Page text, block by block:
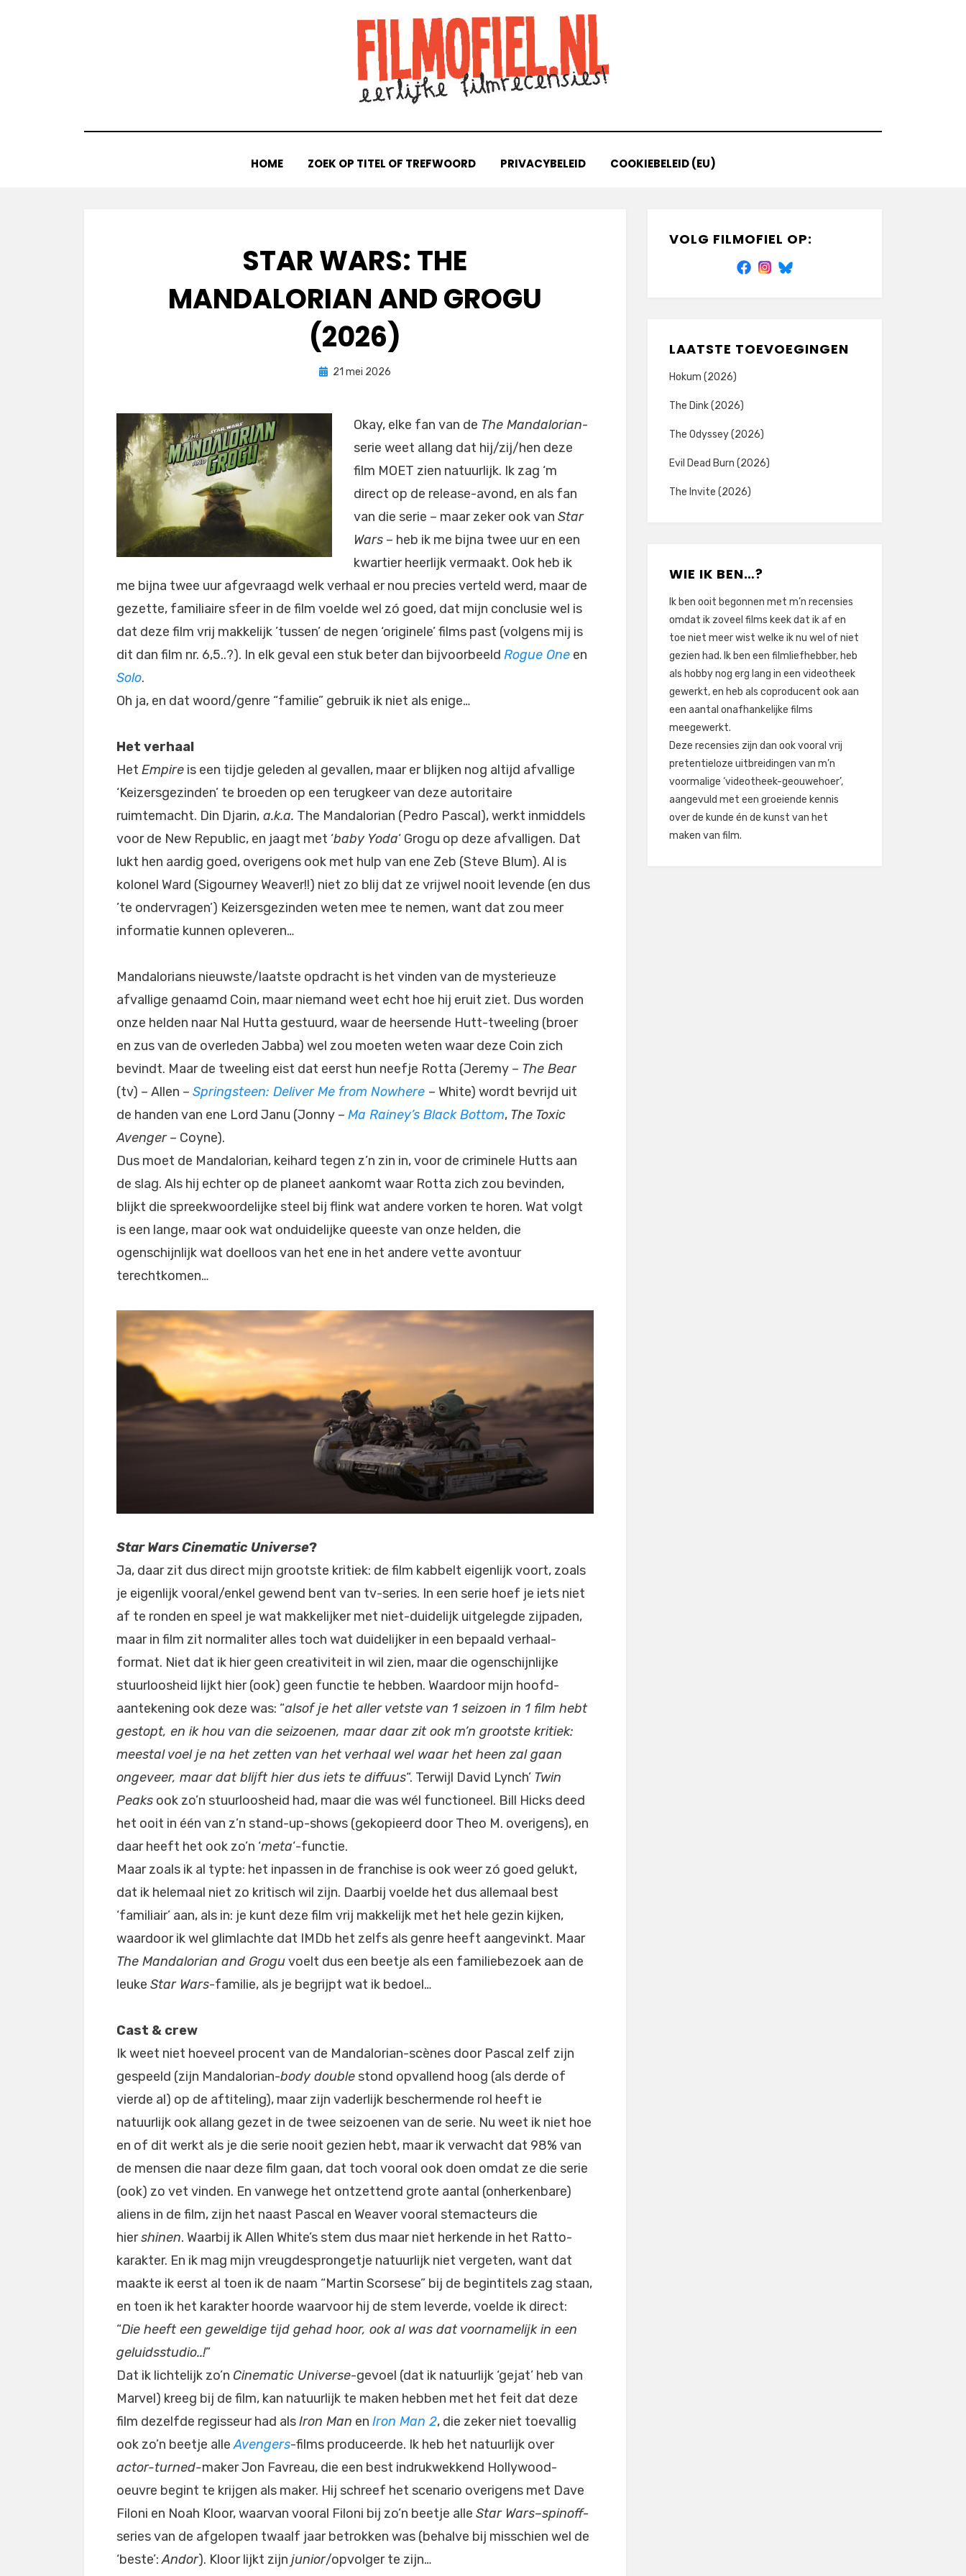
HOME ZOEK OP TITEL OF TREFWOORD PRIVACYBELEID COOKIEBELEID (EU)
STAR WARS: THE
MANDALORIAN AND GROGU
(2026)
doorFilmofiel.nl
Geplaatst
21 mei 2026
Okay, elke fan van de The Mandalorian-
serie weet allang dat hij/zij/hen deze
film MOET zien natuurlijk. Ik zag ‘m
direct op de release-avond, en als fan
van die serie – maar zeker ook van Star
Wars – heb ik me bijna twee uur en een
kwartier heerlijk vermaakt. Ook heb ik
me bijna twee uur afgevraagd welk verhaal er nou precies verteld werd, maar de
gezette, familiaire sfeer in de film voelde wel zó goed, dat mijn conclusie wel is
dat deze film vrij makkelijk ’tussen’ de negen ‘originele’ films past (volgens mij is
dit dan film nr. 6,5..?). In elk geval een stuk beter dan bijvoorbeeld Rogue One en
Solo.
Oh ja, en dat woord/genre “familie” gebruik ik niet als enige…
Het verhaal
Het Empire is een tijdje geleden al gevallen, maar er blijken nog altijd afvallige
‘Keizersgezinden’ te broeden op een terugkeer van deze autoritaire
ruimtemacht. Din Djarin, a.k.a. The Mandalorian (Pedro Pascal), werkt inmiddels
voor de New Republic, en jaagt met ‘baby Yoda‘ Grogu op deze afvalligen. Dat
lukt hen aardig goed, overigens ook met hulp van ene Zeb (Steve Blum). Al is
kolonel Ward (Sigourney Weaver!!) niet zo blij dat ze vrijwel nooit levende (en dus
’te ondervragen’) Keizersgezinden weten mee te nemen, want dat zou meer
informatie kunnen opleveren…
Mandalorians nieuwste/laatste opdracht is het vinden van de mysterieuze
afvallige genaamd Coin, maar niemand weet echt hoe hij eruit ziet. Dus worden
onze helden naar Nal Hutta gestuurd, waar de heersende Hutt-tweeling (broer
en zus van de overleden Jabba) wel zou moeten weten waar deze Coin zich
bevindt. Maar de tweeling eist dat eerst hun neefje Rotta (Jeremy – The Bear
(tv) – Allen – Springsteen: Deliver Me from Nowhere – White) wordt bevrijd uit
de handen van ene Lord Janu (Jonny – Ma Rainey’s Black Bottom, The Toxic
Avenger– Coyne).
Dus moet de Mandalorian, keihard tegen z’n zin in, voor de criminele Hutts aan
de slag. Als hij echter op de planeet aankomt waar Rotta zich zou bevinden,
blijkt die spreekwoordelijke steel bij flink wat andere vorken te horen. Wat volgt
is een lange, maar ook wat onduidelijke queeste van onze helden, die
ogenschijnlijk wat doelloos van het ene in het andere vette avontuur
terechtkomen…
Star Wars Cinematic Universe?
Ja, daar zit dus direct mijn grootste kritiek: de film kabbelt eigenlijk voort, zoals
je eigenlijk vooral/enkel gewend bent van tv-series. In een serie hoef je iets niet
af te ronden en speel je wat makkelijker met niet-duidelijk uitgelegde zijpaden,
maar in film zit normaliter alles toch wat duidelijker in een bepaald verhaal-
format. Niet dat ik hier geen creativiteit in wil zien, maar die ogenschijnlijke
stuurloosheid lijkt hier (ook) geen functie te hebben. Waardoor mijn hoofd-
aantekening ook deze was: “alsof je het aller vetste van 1 seizoen in 1 film hebt
gestopt, en ik hou van die seizoenen, maar daar zit ook m’n grootste kritiek:
meestal voel je na het zetten van het verhaal wel waar het heen zal gaan
ongeveer, maar dat blijft hier dus iets te diffuus“. Terwijl David Lynch’ Twin
Peaks ook zo’n stuurloosheid had, maar die was wél functioneel. Bill Hicks deed
het ooit in één van z’n stand-up-shows (gekopieerd door Theo M. overigens), en
daar heeft het ook zo’n ‘meta‘-functie.
Maar zoals ik al typte: het inpassen in de franchise is ook weer zó goed gelukt,
dat ik helemaal niet zo kritisch wil zijn. Daarbij voelde het dus allemaal best
‘familiair’ aan, als in: je kunt deze film vrij makkelijk met het hele gezin kijken,
waardoor ik wel glimlachte dat IMDb het zelfs als genre heeft aangevinkt. Maar
The Mandalorian and Groguvoelt dus een beetje als een familiebezoek aan de
leuke Star Wars-familie, als je begrijpt wat ik bedoel…
Cast & crew
Ik weet niet hoeveel procent van de Mandalorian-scènes door Pascal zelf zijn
gespeeld (zijn Mandalorian-body double stond opvallend hoog (als derde of
vierde al) op de aftiteling), maar zijn vaderlijk beschermende rol heeft ie
natuurlijk ook allang gezet in de twee seizoenen van de serie. Nu weet ik niet hoe
en of dit werkt als je die serie nooit gezien hebt, maar ik verwacht dat 98% van
de mensen die naar deze film gaan, dat toch vooral ook doen omdat ze die serie
(ook) zo vet vinden. En vanwege het ontzettend grote aantal (onherkenbare)
aliens in de film, zijn het naast Pascal en Weaver vooral stemacteurs die
hiershinen. Waarbij ik Allen White’s stem dus maar niet herkende in het Ratto-
karakter. En ik mag mijn vreugdesprongetje natuurlijk niet vergeten, want dat
maakte ik eerst al toen ik de naam “Martin Scorsese” bij de begintitels zag staan,
en toen ik het karakter hoorde waarvoor hij de stem leverde, voelde ik direct:
“Die heeft een geweldige tijd gehad hoor, ook al was dat voornamelijk in een
geluidsstudio..!”
Dat ik lichtelijk zo’n Cinematic Universe-gevoel (dat ik natuurlijk ‘gejat’ heb van
Marvel) kreeg bij de film, kan natuurlijk te maken hebben met het feit dat deze
film dezelfde regisseur had alsIron Man en Iron Man 2, die zeker niet toevallig
ook zo’n beetje alleAvengers-films produceerde. Ik heb het natuurlijk over
actor-turned-maker Jon Favreau, die een best indrukwekkend Hollywood-
oeuvre begint te krijgen als maker. Hij schreef het scenario overigens met Dave
Filoni en Noah Kloor, waarvan vooral Filoni bij zo’n beetje alle Star Wars–spinoff-
series van de afgelopen twaalf jaar betrokken was (behalve bij misschien wel de
‘beste’:Andor). Kloor lijkt zijn junior/opvolger te zijn…
VOLG FILMOFIEL OP:
LAATSTE TOEVOEGINGEN
Hokum (2026)
The Dink (2026)
The Odyssey (2026)
Evil Dead Burn (2026)
The Invite (2026)
WIE IK BEN…?
Ik ben ooit begonnen met m’n recensies
omdat ik zoveel films keek dat ik af en
toe niet meer wist welke ik nu wel of niet
gezien had. Ik ben een filmliefhebber, heb
als hobby nog erg lang in een videotheek
gewerkt, en heb als coproducent ook aan
een aantal onafhankelijke films
meegewerkt.
Deze recensies zijn dan ook vooral vrij
pretentieloze uitbreidingen van m’n
voormalige ‘videotheek-geouwehoer’,
aangevuld met een groeiende kennis
over de kunde én de kunst van het
maken van film.